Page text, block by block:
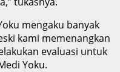
mengaku banyak
kami memenangkan
evaluasi untuk
Yoku.